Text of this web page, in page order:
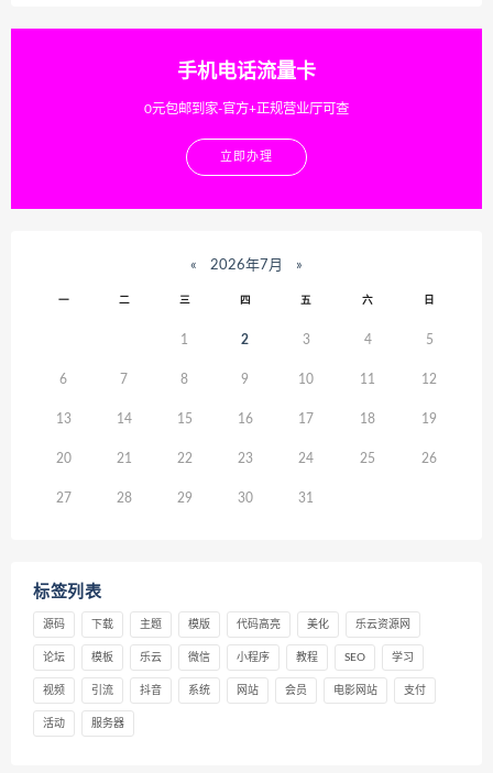
手机电话流量卡
0元包邮到家-官方+正规营业厅可查
立即办理
« 2026年7月 »
一 二 三 四 五 六 日
1 2 3 4 5
6 7 8 9 10 11 12
13 14 15 16 17 18 19
20 21 22 23 24 25 26
27 28 29 30 31
标签列表
源码 下载 主题 模版 代码高亮 美化 乐云资源网
论坛 模板 乐云 微信 小程序 教程 SEO 学习
视频 引流 抖音 系统 网站 会员 电影网站 支付
活动 服务器